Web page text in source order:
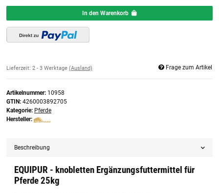
In den Warenkorb
Lieferzeit: 2 - 3 Werktage (Ausland) Frage zum Artikel
Artikelnummer: 10958
GTIN: 4260003892705
Kategorie: Pferde
Hersteller:
Beschreibung
EQUIPUR - knobletten Ergänzungsfuttermittel für
Pferde 25kg